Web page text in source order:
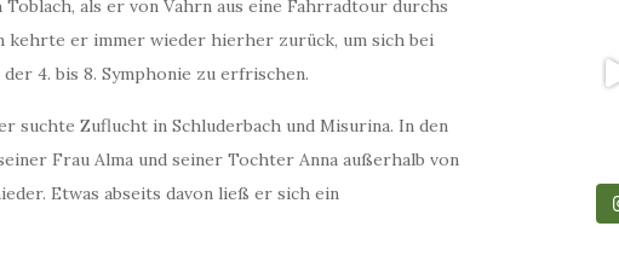
als er von Vahrn aus eine Fahrradtour durchs
kehrte er immer wieder hierher zurück, um sich bei
4. bis 8. Symphonie zu erfrischen.
suchte Zuflucht in Schluderbach und Misurina. In den
Frau Alma und seiner Tochter Anna außerhalb von
Etwas abseits davon ließ er sich ein